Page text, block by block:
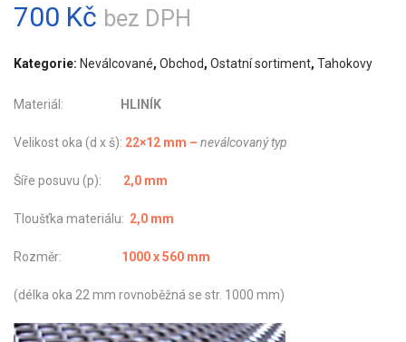
700 Kč bez DPH
Kategorie: Neválcované, Obchod, Ostatní sortiment, Tahokovy
Materiál: HLINÍK
Velikost oka (d x š): 22×12 mm – neválcovaný typ
Šíře posuvu (p): 2,0 mm
Tloušťka materiálu: 2,0 mm
Rozměr: 1000 x 560 mm
(délka oka 22 mm rovnoběžná se str. 1000 mm)